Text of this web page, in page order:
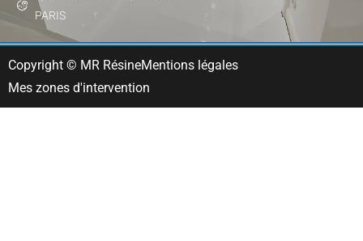
PARIS
Copyright © MR RésineMentions légales
Mes zones d'intervention